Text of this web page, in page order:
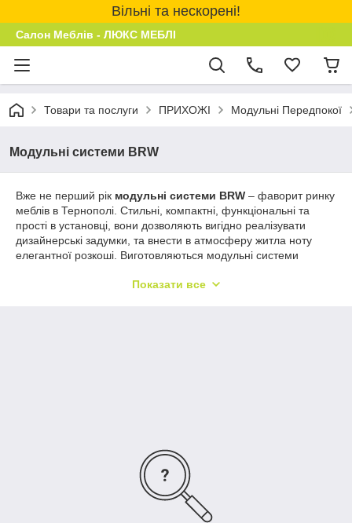
Вільні та нескорені!
Салон Меблів - ЛЮКС МЕБЛІ
Товари та послуги ПРИХОЖІ Модульні Передпокої
Модульні системи BRW
Вже не перший рік модульні системи BRW – фаворит ринку
меблів в Тернополі. Стильні, компактні, функціональні та
прості в установці, вони дозволяють вигідно реалізувати
дизайнерські задумки, та внести в атмосферу житла ноту
елегантної розкоші. Виготовляються модульні системи
сучасних інтер'єру єрів. Завдяки цьому меблі BRW –
Показати все